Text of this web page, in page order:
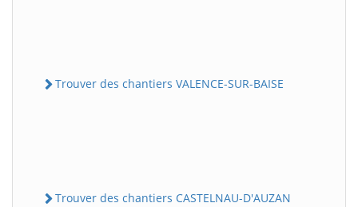
Trouver des chantiers VALENCE-SUR-BAISE
Trouver des chantiers CASTELNAU-D'AUZAN